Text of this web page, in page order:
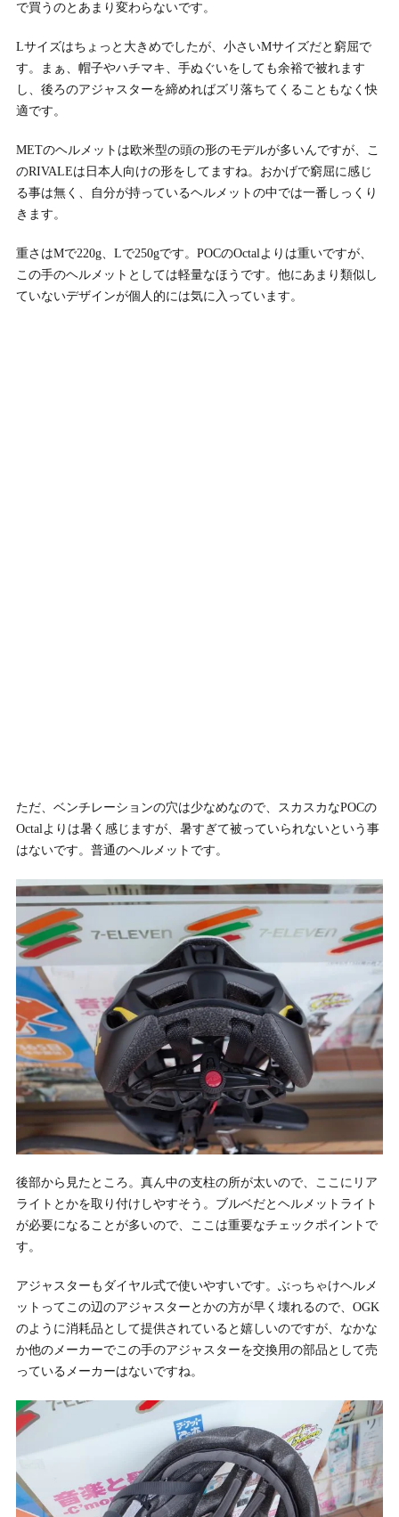
で買うのとあまり変わらないです。
Lサイズはちょっと大きめでしたが、小さいMサイズだと窮屈で
す。まぁ、帽子やハチマキ、手ぬぐいをしても余裕で被れます
し、後ろのアジャスターを締めればズリ落ちてくることもなく快
適です。
METのヘルメットは欧米型の頭の形のモデルが多いんですが、こ
のRIVALEは日本人向けの形をしてますね。おかげで窮屈に感じ
る事は無く、自分が持っているヘルメットの中では一番しっくり
きます。
重さはMで220g、Lで250gです。POCのOctalよりは重いですが、
この手のヘルメットとしては軽量なほうです。他にあまり類似し
ていないデザインが個人的には気に入っています。
ただ、ベンチレーションの穴は少なめなので、スカスカなPOCの
Octalよりは暑く感じますが、暑すぎて被っていられないという事
はないです。普通のヘルメットです。
後部から見たところ。真ん中の支柱の所が太いので、ここにリア
ライトとかを取り付けしやすそう。ブルベだとヘルメットライト
が必要になることが多いので、ここは重要なチェックポイントで
す。
アジャスターもダイヤル式で使いやすいです。ぶっちゃけヘルメ
ットってこの辺のアジャスターとかの方が早く壊れるので、OGK
のように消耗品として提供されていると嬉しいのですが、なかな
か他のメーカーでこの手のアジャスターを交換用の部品として売
っているメーカーはないですね。